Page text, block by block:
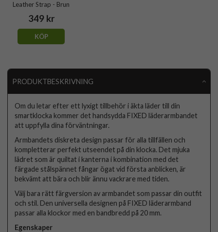
Leather Strap - Brun
349 kr
KÖP
PRODUKTBESKRIVNING
Om du letar efter ett lyxigt tillbehör i äkta läder till din
smartklocka kommer det handsydda FIXED läderarmbandet
att uppfylla dina förväntningar.
Armbandets diskreta design passar för alla tillfällen och
kompletterar perfekt utseendet på din klocka. Det mjuka
lädret som är quiltat i kanterna i kombination med det
färgade stålspännet fångar ögat vid första anblicken, är
bekvämt att bära och blir ännu vackrare med tiden.
Välj bara rätt färgversion av armbandet som passar din outfit
och stil. Den universella designen på FIXED läderarmband
passar alla klockor med en bandbredd på 20 mm.
Egenskaper